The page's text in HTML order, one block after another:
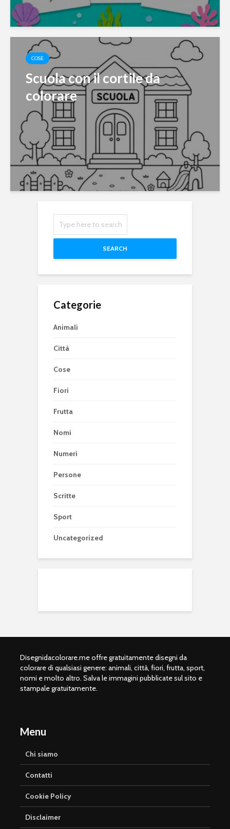
COSE
Scuola con il cortile da
colorare
SEARCH
Categorie
Animali
Città
Cose
Fiori
Frutta
Nomi
Numeri
Persone
Scritte
Sport
Uncategorized
Disegnidacolorare.me offre gratuitamente disegni da
colorare di qualsiasi genere: animali, città, fiori, frutta, sport,
nomi e molto altro. Salva le immagini pubblicate sul sito e
stampale gratuitamente.
Menu
Chi siamo
Contatti
Cookie Policy
Disclaimer